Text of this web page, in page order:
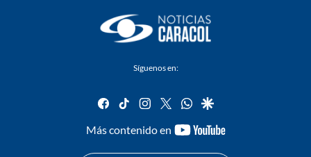
Síguenos en:
facebook
tiktok instagram
twitterwhatsapp
google
Más contenido en
youtube-